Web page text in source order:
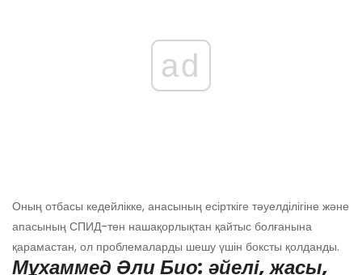
ad
Оның отбасы кедейлікке, анасының есірткіге тәуелділігіне және
апасының СПИД-тен нашақорлықтан қайтыс болғанына
қарамастан, ол проблемаларды шешу үшін боксты қолданды.
Мұхаммед Әли Био: әйелі, жасы,